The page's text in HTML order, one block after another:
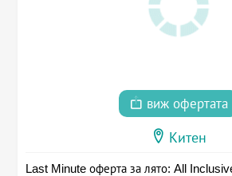
виж офертата
Китен
Last Minute оферта за лято: All